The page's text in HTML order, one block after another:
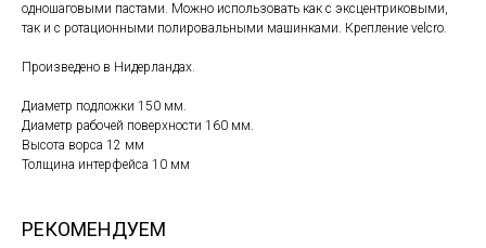
одношаговыми пастами. Можно использовать как с эксцентриковыми,
так и с ротационными полировальными машинками. Крепление velcro.
Произведено в Нидерландах.
Диаметр подложки 150 мм.
Диаметр рабочей поверхности 160 мм.
Высота ворса 12 мм
Толщина интерфейса 10 мм
РЕКОМЕНДУЕМ